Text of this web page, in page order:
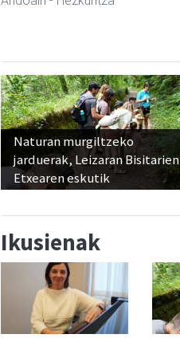
Naturan murgiltzeko
jarduerak, Leizaran Bisitarien
Etxearen eskutik
Ikusienak